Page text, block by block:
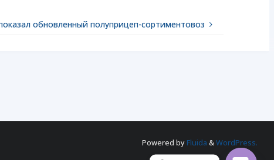
обновленный полуприцеп-сортиментовоз
Powered by Fluida &WordPress.